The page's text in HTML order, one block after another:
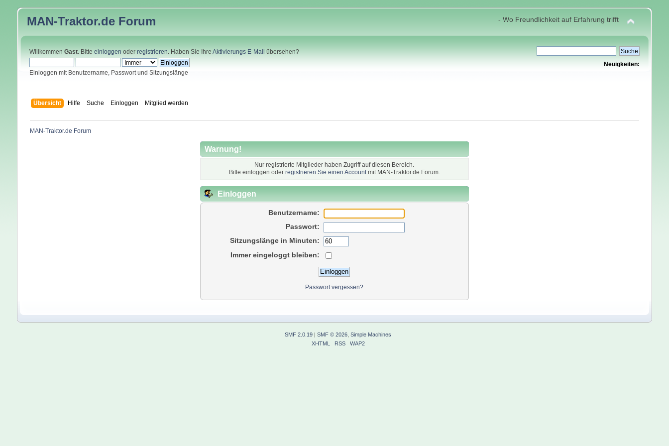
MAN-Traktor.de Forum - Wo Freundlichkeit auf Erfahrung trifft
Willkommen Gast. Bitte einloggen oder registrieren. Haben Sie Ihre Aktivierungs E-Mail übersehen?
Einloggen mit Benutzername, Passwort und Sitzungslänge
Neuigkeiten:
Übersicht Hilfe Suche Einloggen Mitglied werden
MAN-Traktor.de Forum
Warnung!
Nur registrierte Mitglieder haben Zugriff auf diesen Bereich.
Bitte einloggen oder registrieren Sie einen Accountmit MAN-Traktor.de Forum.
Einloggen
Benutzername:
Passwort:
Sitzungslänge in Minuten:
Immer eingeloggt bleiben:
Passwort vergessen?
SMF 2.0.19 |SMF © 2026 ,Simple Machines
XHTML
RSS WAP2